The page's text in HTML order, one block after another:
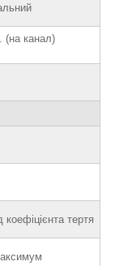
(на канал)
тертя